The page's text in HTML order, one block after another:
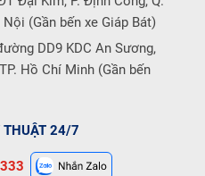
(Gần bến xe Giáp Bát)
DD9 KDC An Sương,
Hồ Chí Minh (Gần bến
THUẬT 24/7